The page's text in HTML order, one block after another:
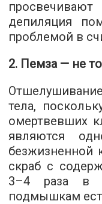
депиляция
проблемой в
2. Пемза — не
тела,
омертвевших
являются
безжизненной
скраб с
3–4 раза в
подмышкам